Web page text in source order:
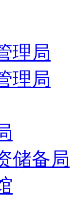
理局
理局
储备局